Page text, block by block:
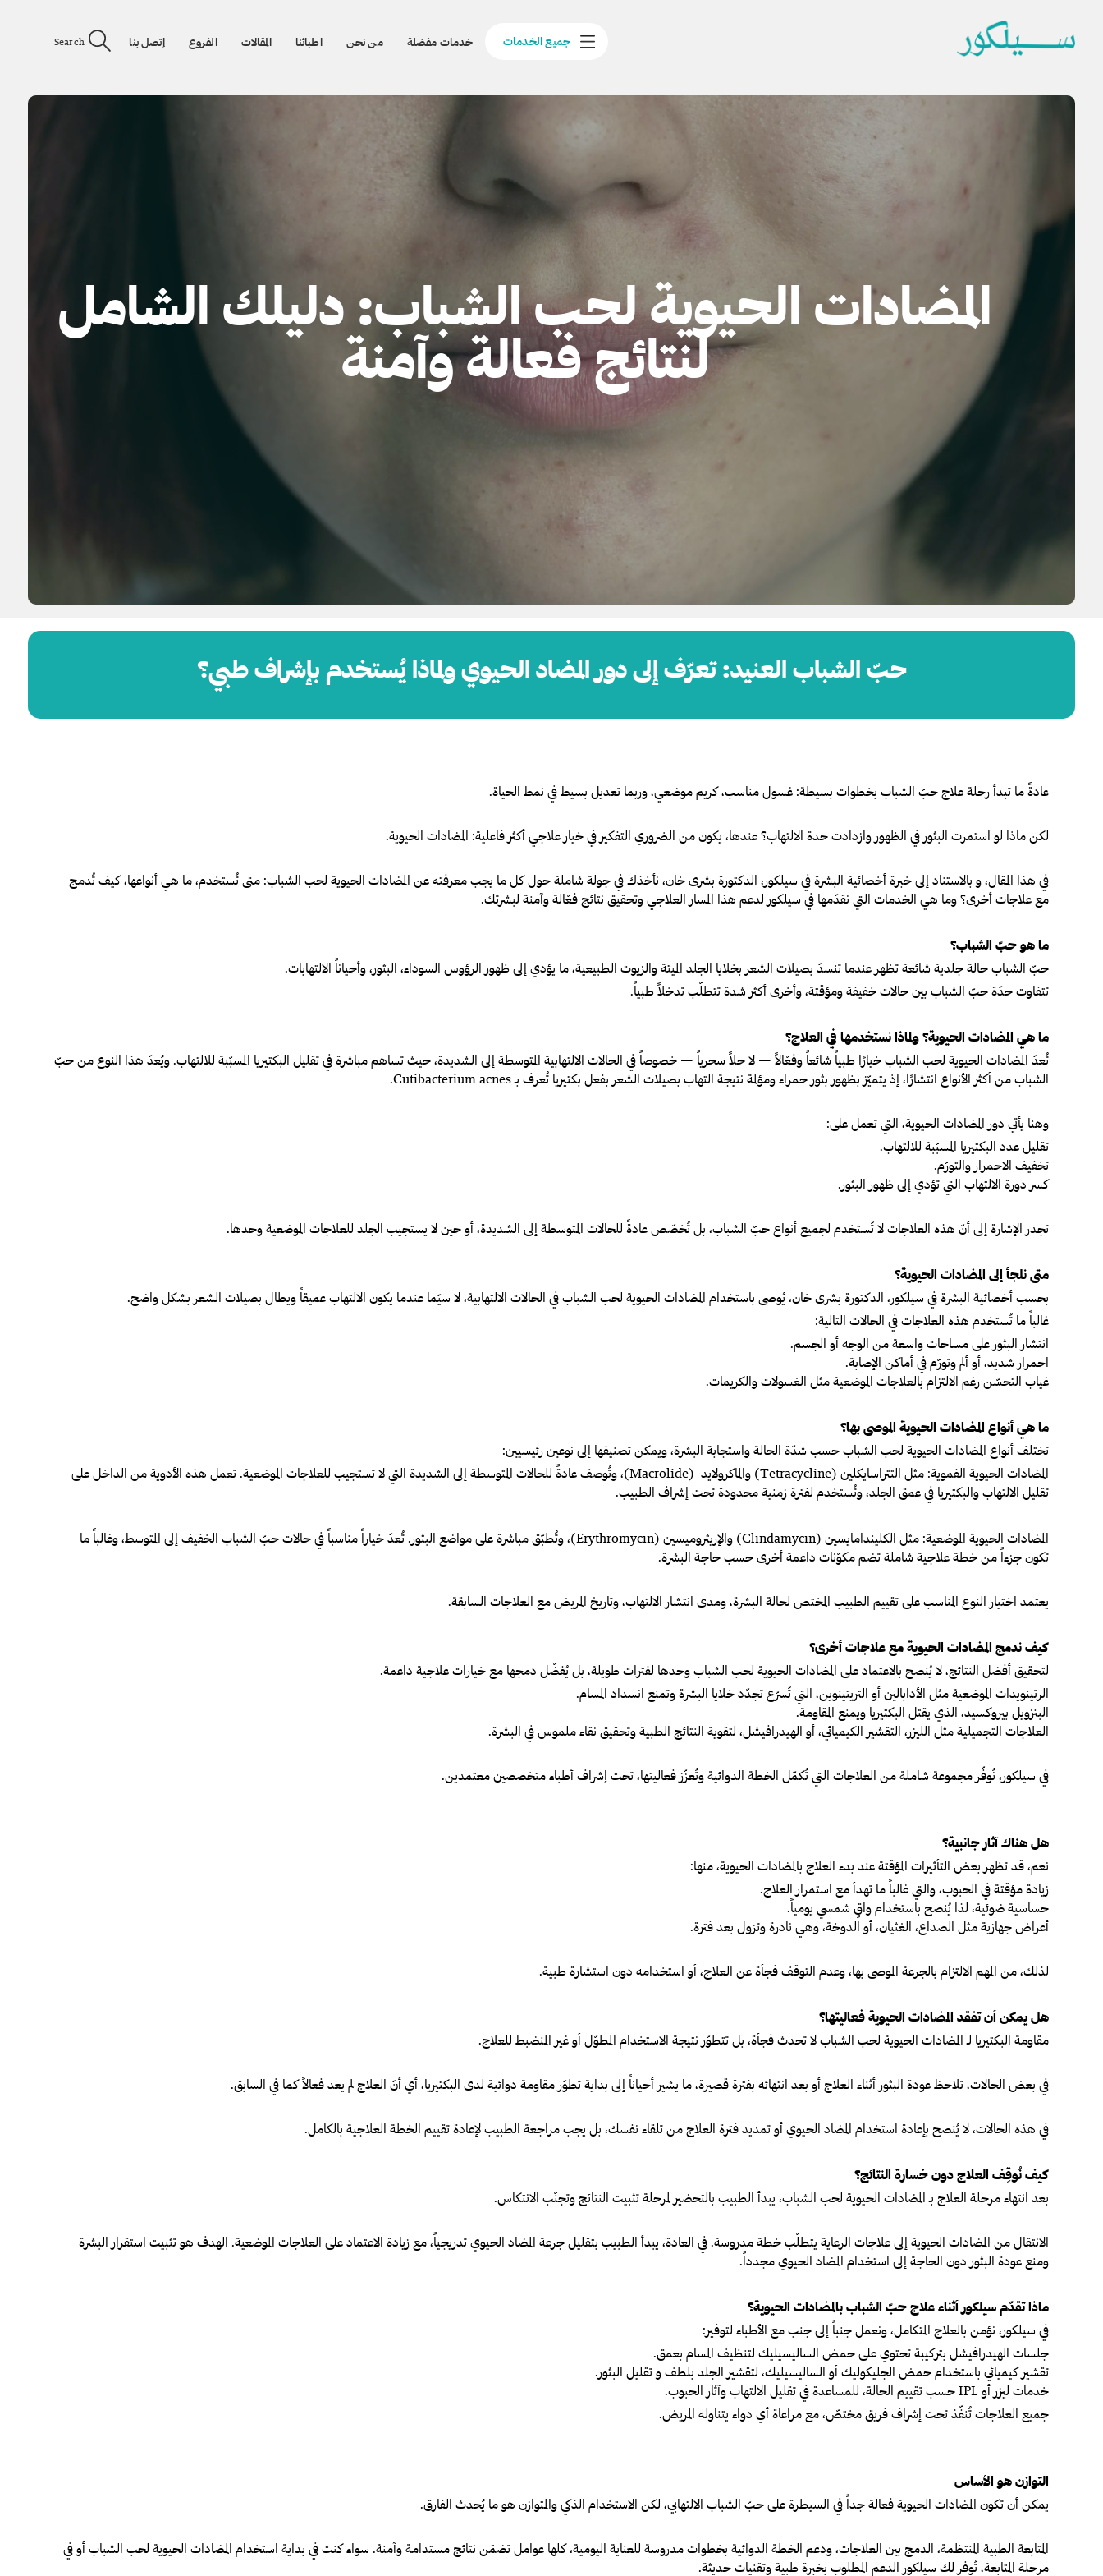
جميع الخدمات خدمات مفضلة من نحن اطبائنا المقالات الفروع إتصل بنا Search
المضادات الحيوية لحب الشباب: دليلك الشامل
لنتائج فعالة وآمنة
حبّ الشباب العنيد: تعرّف إلى دور المضاد الحيوي ولماذا يُستخدم بإشراف طبي؟
عادةً ما تبدأ رحلة علاج حبّ الشباب بخطوات بسيطة: غسول مناسب، كريم موضعي، وربما تعديل بسيط في نمط الحياة.
لكن ماذا لو استمرت البثور في الظهور وازدادت حدة الالتهاب؟ عندها، يكون من الضروري التفكير في خيار علاجي أكثر فاعلية: المضادات الحيوية.
في هذا المقال، و بالاستناد إلى خبرة أخصائية البشرة في سيلكور، الدكتورة بشرى خان، نأخذك في جولة شاملة حول كل ما يجب معرفته عن المضادات الحيوية لحب الشباب: متى تُستخدم، ما هي أنواعها، كيف تُدمج
مع علاجات أخرى؟ وما هي الخدمات التي نقدّمها في سيلكور لدعم هذا المسار العلاجي وتحقيق نتائج فعّالة وآمنة لبشرتك.
ما هو حبّ الشباب؟
حبّ الشباب حالة جلدية شائعة تظهر عندما تنسدّ بصيلات الشعر بخلايا الجلد الميتة والزيوت الطبيعية، ما يؤدي إلى ظهور الرؤوس السوداء، البثور، وأحياناً الالتهابات.
تتفاوت حدّة حبّ الشباب بين حالات خفيفة ومؤقتة، وأخرى أكثر شدة تتطلّب تدخلاً طبياً.
ما هي المضادات الحيوية؟ ولماذا نستخدمها في العلاج؟
تُعدّ المضادات الحيوية لحب الشباب خيارًا طبياً شائعاً وفعّالاً — لا حلاً سحرياً — خصوصاً في الحالات الالتهابية المتوسطة إلى الشديدة، حيث تساهم مباشرة في تقليل البكتيريا المسبّبة للالتهاب. ويُعدّ هذا النوع من حبّ
الشباب من أكثر الأنواع انتشارًا، إذ يتميّز بظهور بثور حمراء ومؤلمة نتيجة التهاب بصيلات الشعر بفعل بكتيريا تُعرف بـCutibacterium acnes
.
وهنا يأتي دور المضادات الحيوية، التي تعمل على:
تقليل عدد البكتيريا المسبّبة للالتهاب.
تخفيف الاحمرار والتورّم.
كسر دورة الالتهاب التي تؤدي إلى ظهور البثور.
تجدر الإشارة إلى أنّ هذه العلاجات لا تُستخدم لجميع أنواع حبّ الشباب، بل تُخصّص عادةً للحالات المتوسطة إلى الشديدة، أو حين لا يستجيب الجلد للعلاجات الموضعية وحدها.
متى نلجأ إلى المضادات الحيوية؟
بحسب أخصائية البشرة في سيلكور، الدكتورة بشرى خان، يُوصى باستخدام المضادات الحيوية لحب الشباب في الحالات الالتهابية، لا سيّما عندما يكون الالتهاب عميقاً ويطال بصيلات الشعر بشكل واضح.
غالباً ما تُستخدم هذه العلاجات في الحالات التالية:
انتشار البثور على مساحات واسعة من الوجه أو الجسم.
احمرار شديد، أو ألم وتورّم في أماكن الإصابة.
غياب التحسّن رغم الالتزام بالعلاجات الموضعية مثل الغسولات والكريمات.
ما هي أنواع المضادات الحيوية الموصى بها؟
تختلف أنواع المضادات الحيوية لحب الشباب حسب شدّة الحالة واستجابة البشرة، ويمكن تصنيفها إلى نوعين رئيسيين:
المضادات الحيوية الفموية:
مثل التتراسايكلين (Tetracycline) والماكرولايد (Macrolide)، وتُوصف عادةً للحالات المتوسطة إلى الشديدة التي لا تستجيب للعلاجات الموضعية. تعمل هذه الأدوية من الداخل على
تقليل الالتهاب والبكتيريا في عمق الجلد، وتُستخدم لفترة زمنية محدودة تحت إشراف الطبيب.
المضادات الحيوية الموضعية:
مثل الكليندامايسين (Clindamycin) والإريثروميسين (Erythromycin)، وتُطبّق مباشرة على مواضع البثور. تُعدّ خياراً مناسباً في حالات حبّ الشباب الخفيف إلى المتوسط، وغالباً ما
تكون جزءاً من خطة علاجية شاملة تضم مكوّنات داعمة أخرى حسب حاجة البشرة.
يعتمد اختيار النوع المناسب على تقييم الطبيب المختص لحالة البشرة، ومدى انتشار الالتهاب، وتاريخ المريض مع العلاجات السابقة.
كيف ندمج المضادات الحيوية مع علاجات أخرى؟
لتحقيق أفضل النتائج، لا يُنصح بالاعتماد على المضادات الحيوية لحب الشباب وحدها لفترات طويلة، بل يُفضّل دمجها مع خيارات علاجية داعمة.
الرتينويدات الموضعيةمثل الأدابالين أو التريتينوين، التي تُسرّع تجدّد خلايا البشرة وتمنع انسداد المسام.
البنزويل بيروكسيد، الذي يقتل البكتيريا ويمنع المقاومة.
العلاجات التجميليةمثل الليزر، التقشير الكيميائي، أو الهيدرافيشل، لتقوية النتائج الطبية وتحقيق نقاء ملموس في البشرة.
في سيلكور، نُوفّر مجموعة شاملة من العلاجات التي تُكمّل الخطة الدوائية وتُعزّز فعاليتها، تحت إشراف أطباء متخصصين معتمدين.
هل هناك آثار جانبية؟
نعم، قد تظهر بعض التأثيرات المؤقتة عند بدء العلاج بالمضادات الحيوية، منها:
زيادة مؤقتة في الحبوب، والتي غالباً ما تهدأ مع استمرار العلاج.
حساسية ضوئية، لذا يُنصح باستخدام واقٍ شمسي يومياً.
أعراض جهازيةمثل الصداع، الغثيان، أو الدوخة، وهي نادرة وتزول بعد فترة.
لذلك، من المهم الالتزام بالجرعة الموصى بها، وعدم التوقف فجأة عن العلاج، أو استخدامه دون استشارة طبية.
هل يمكن أن تفقد المضادات الحيوية فعاليتها؟
مقاومة البكتيريا لـ المضادات الحيوية لحب الشباب لا تحدث فجأة، بل تتطوّر نتيجة الاستخدام المطوّل أو غير المنضبط للعلاج.
في بعض الحالات، تلاحظ عودة البثور أثناء العلاج أو بعد انتهائه بفترة قصيرة، ما يشير أحياناً إلى بداية تطوّر مقاومة دوائية لدى البكتيريا، أي أنّ العلاج لم يعد فعالاً كما في السابق.
في هذه الحالات، لا يُنصح بإعادة استخدام المضاد الحيوي أو تمديد فترة العلاج من تلقاء نفسك، بل يجب مراجعة الطبيب لإعادة تقييم الخطة العلاجية بالكامل.
كيف نُوقِف العلاج دون خسارة النتائج؟
بعد انتهاء مرحلة العلاج بـ المضادات الحيوية لحب الشباب، يبدأ الطبيب بالتحضير لمرحلة تثبيت النتائج وتجنّب الانتكاس.
الانتقال من المضادات الحيوية إلى علاجات الرعاية يتطلّب خطة مدروسة. في العادة، يبدأ الطبيب بتقليل جرعة المضاد الحيوي تدريجياً، مع زيادة الاعتماد على العلاجات الموضعية. الهدف هو تثبيت استقرار البشرة
ومنع عودة البثور دون الحاجة إلى استخدام المضاد الحيوي مجدداً.
ماذا تقدّم سيلكور أثناء علاج حبّ الشباب بالمضادات الحيوية؟
في سيلكور، نؤمن بالعلاج المتكامل، ونعمل جنباً إلى جنب مع الأطباء لتوفير:
جلسات الهيدرافيشل بتركيبة تحتوي على حمض الساليسيليك لتنظيف المسام بعمق.
تقشير كيميائي باستخدام حمض الجليكوليك أو الساليسيليك، لتقشير الجلد بلطف و تقليل البثور.
خدمات ليزر أو IPL
حسب تقييم الحالة، للمساعدة في تقليل الالتهاب وآثار الحبوب.
جميع العلاجات تُنفّذ تحت إشراف فريق مختصّ، مع مراعاة أي دواء يتناوله المريض.
التوازن هو الأساس
يمكن أن تكون المضادات الحيوية فعالة جداً في السيطرة على حبّ الشباب الالتهابي، لكن الاستخدام الذكي والمتوازن هو ما يُحدث الفارق.
المتابعة الطبية المنتظمة، الدمج بين العلاجات، ودعم الخطة الدوائية بخطوات مدروسة للعناية اليومية، كلها عوامل تضمَن نتائج مستدامة وآمنة. سواء كنت في بداية استخدام المضادات الحيوية لحب الشباب أو في
مرحلة المتابعة، تُوفر لك سيلكور الدعم المطلوب بخبرة طبية وتقنيات حديثة.